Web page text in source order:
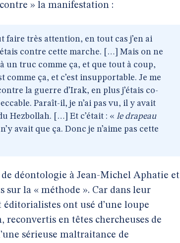
» la manifestation :
faire très attention, en tout cas j’en ai
contre cette marche. […] Mais on ne
un truc comme ça, et que tout à coup,
comme ça, et c’est insupportable. Je me
la guerre d’Irak, en plus j’étais co-
Paraît-il, je n’ai pas vu, il y avait
Hezbollah. […] Et c’était : « le drapeau
avait que ça. Donc je n’aime pas cette
déontologie à Jean-Michel Aphatie et
sur la « méthode ». Car dans leur
ont usé d’une loupe
en têtes chercheuses de
sérieuse maltraitance de